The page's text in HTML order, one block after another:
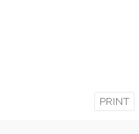
PRINT